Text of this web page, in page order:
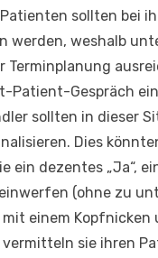
sollten bei
werden, weshalb
Terminplanung
Patient-Gespräch
sollten in dieser
Dies
ein dezentes „Ja“,
einwerfen (ohne zu
mit einem Kopfnicken
sie ihren